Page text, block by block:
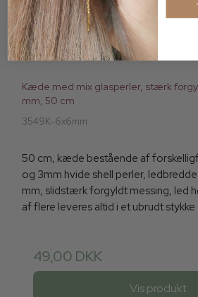
Kæde med mix glasperler, stærk
mm, 50 cm
3549K-6x6mm
50 cm, kæde bestående af
og 3mm hvide shell perler,
mm, slidstærk forgyldt messing, led
af flere leveres altid i et ubrudt stykke
49,00 DKK
Vis produkt